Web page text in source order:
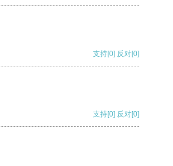
支持[0] 反对[0]
支持[0] 反对[0]